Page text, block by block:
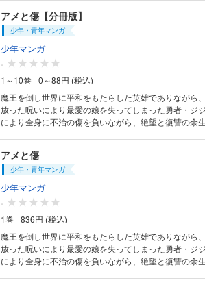
アメと傷【分冊版】
少年・青年マンガ
少年マンガ
-
1～10巻
0～88円 (税込)
魔王を倒し世界に平和をもたらした英雄でありながら
放った呪いにより最愛の娘を失ってしまった勇者・ジ
により全身に不治の傷を負いながら、絶望と復讐の余
てしまい……？ 娘を失い心と身体に深い傷を負った元
も知らずに育った子供エルフの、ヒーリング冒険ファ
第1弾。 ※本作品は単行本を分割したもので、本編内容
ります。重複購入にご注意ください。
アメと傷
少年・青年マンガ
少年マンガ
-
1巻
836円 (税込)
魔王を倒し世界に平和をもたらした英雄でありながら
放った呪いにより最愛の娘を失ってしまった勇者・ジ
により全身に不治の傷を負いながら、絶望と復讐の余生